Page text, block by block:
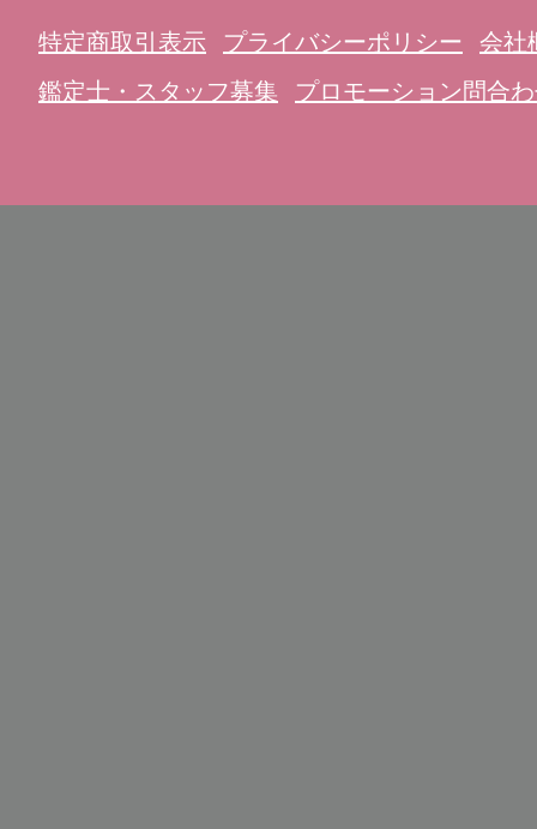
特定商取引表示 プライバシーポリシー
会社
鑑定士・スタッフ募集
プロモーション問合